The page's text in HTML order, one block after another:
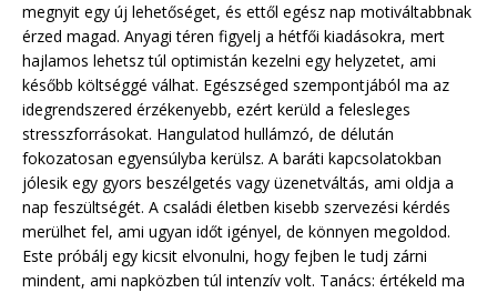
megnyit egy új lehetőséget, és ettől egész nap motiváltabbnak
érzed magad. Anyagi téren figyelj a hétfői kiadásokra, mert
hajlamos lehetsz túl optimistán kezelni egy helyzetet, ami
később költséggé válhat. Egészséged szempontjából ma az
idegrendszered érzékenyebb, ezért kerüld a felesleges
stresszforrásokat. Hangulatod hullámzó, de délután
fokozatosan egyensúlyba kerülsz. A baráti kapcsolatokban
jólesik egy gyors beszélgetés vagy üzenetváltás, ami oldja a
nap feszültségét. A családi életben kisebb szervezési kérdés
merülhet fel, ami ugyan időt igényel, de könnyen megoldod.
Este próbálj egy kicsit elvonulni, hogy fejben le tudj zárni
mindent, ami napközben túl intenzív volt. Tanács: értékeld ma